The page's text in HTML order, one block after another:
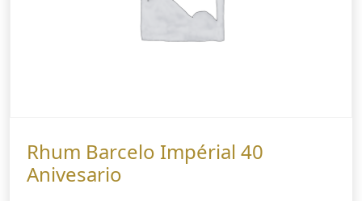
Rhum Barcelo Impérial 40
Anivesario